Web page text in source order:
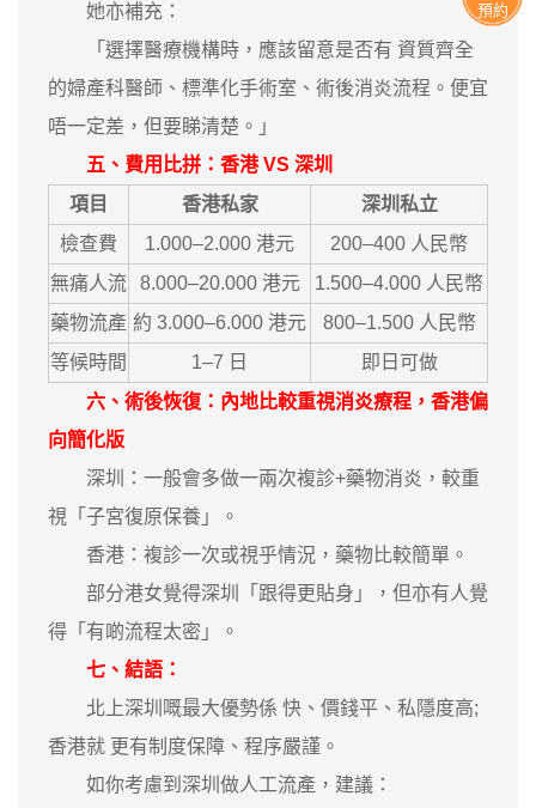
她亦補充：
「選擇醫療機構時，應該留意是否有 資質齊全
的婦產科醫師、標準化手術室、術後消炎流程。便宜
唔一定差，但要睇清楚。」
五、費用比拼：香港 VS 深圳
項目
香港私家
深圳私立
檢查費
1.000–2.000 港元
200–400 人民幣
無痛人流
8.000–20.000 港元
1.500–4.000 人民幣
藥物流產 約 3.000–6.000 港元
800–1.500 人民幣
等候時間
1–7 日
即日可做
六、術後恢復：內地比較重視消炎療程，香港偏
向簡化版
深圳：一般會多做一兩次複診+藥物消炎，較重
視「子宮復原保養」。
香港：複診一次或視乎情況，藥物比較簡單。
部分港女覺得深圳「跟得更貼身」，但亦有人覺
得「有啲流程太密」。
七、結語：
北上深圳嘅最大優勢係 快、價錢平、私隱度高;
香港就 更有制度保障、程序嚴謹。
如你考慮到深圳做人工流產，建議：
預約